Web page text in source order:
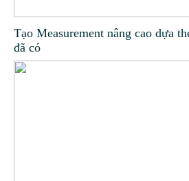
Tạo Measurement nâng cao dựa
đã có